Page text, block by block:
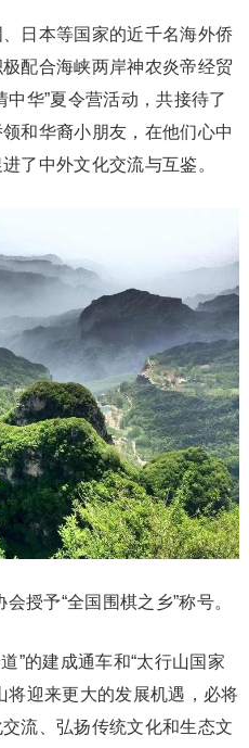
日本等国家的近千名海外侨
配合海峡两岸神农炎帝经贸
华”夏令营活动，共接待了
和华裔小朋友，在他们心中
了中外文化交流与互鉴。
授予“全国围棋之乡”称号。
”的建成通车和“太行山国家
将迎来更大的发展机遇，必将
流、弘扬传统文化和生态文